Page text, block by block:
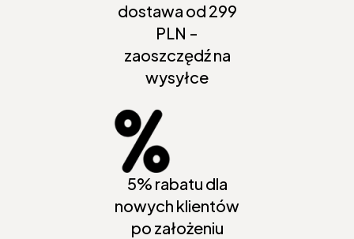
dostawa od 299
PLN -
zaoszczędź na
wysyłce
5% rabatu dla
nowych klientów
po założeniu